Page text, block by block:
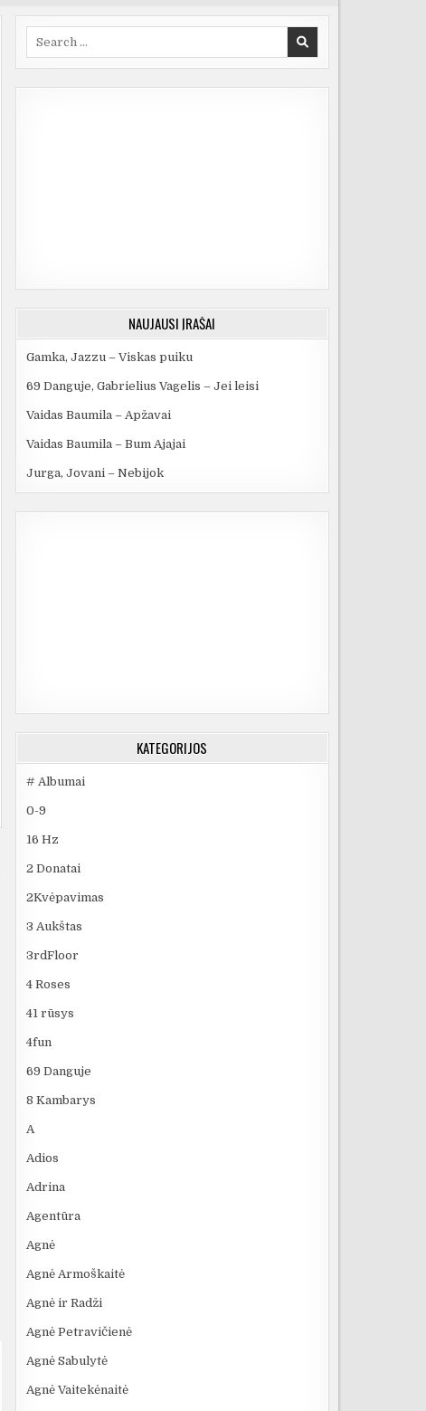
NAUJAUSI ĮRAŠAI
Gamka, Jazzu – Viskas puiku
69 Danguje, Gabrielius Vagelis – Jei leisi
Vaidas Baumila – Apžavai
Vaidas Baumila – Bum Ajajai
Jurga, Jovani – Nebijok
KATEGORIJOS
# Albumai
0-9
16 Hz
2 Donatai
2Kvėpavimas
3 Aukštas
3rdFloor
4 Roses
41 rūsys
4fun
69 Danguje
8 Kambarys
A
Adios
Adrina
Agentūra
Agnė
Agnė Armoškaitė
Agnė ir Radži
Agnė Petravičienė
Agnė Sabulytė
Agnė Vaitekėnaitė